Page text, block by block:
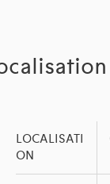
LOCALISATI
ON